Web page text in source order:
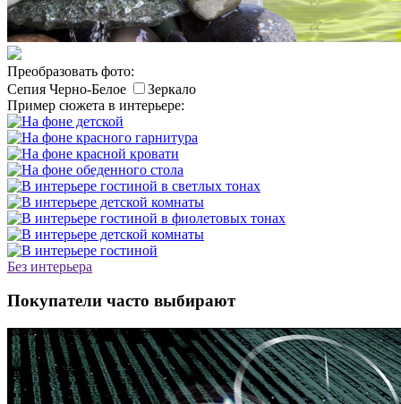
Преобразовать фото:
Сепия Черно-Белое
Зеркало
Пример сюжета в интерьере:
Без интерьера
Покупатели часто выбирают